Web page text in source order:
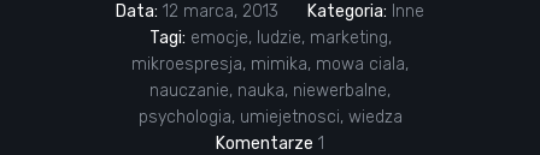
Data: 12 marca, 2013 Kategoria: Inne
Tagi: emocje, ludzie, marketing,
mikroespresja, mimika, mowa ciala,
nauczanie, nauka, niewerbalne,
psychologia, umiejetnosci, wiedza
Komentarze 1